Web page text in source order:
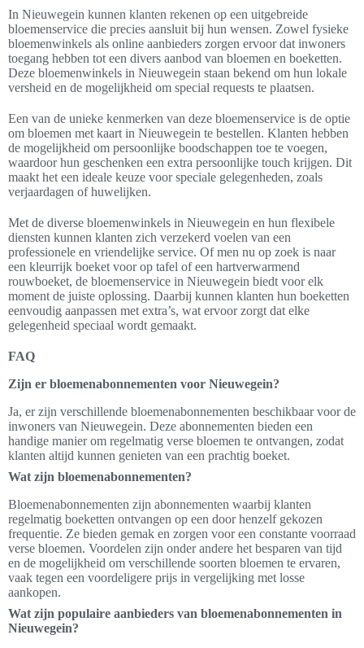
In Nieuwegein kunnen klanten rekenen op een uitgebreide
bloemenservice die precies aansluit bij hun wensen. Zowel fysieke
bloemenwinkels als online aanbieders zorgen ervoor dat inwoners
toegang hebben tot een divers aanbod van bloemen en boeketten.
Deze bloemenwinkels in Nieuwegein staan bekend om hun lokale
versheid en de mogelijkheid om special requests te plaatsen.
Een van de unieke kenmerken van deze bloemenservice is de optie
om bloemen met kaart in Nieuwegein te bestellen. Klanten hebben
de mogelijkheid om persoonlijke boodschappen toe te voegen,
waardoor hun geschenken een extra persoonlijke touch krijgen. Dit
maakt het een ideale keuze voor speciale gelegenheden, zoals
verjaardagen of huwelijken.
Met de diverse bloemenwinkels in Nieuwegein en hun flexibele
diensten kunnen klanten zich verzekerd voelen van een
professionele en vriendelijke service. Of men nu op zoek is naar
een kleurrijk boeket voor op tafel of een hartverwarmend
rouwboeket, de bloemenservice in Nieuwegein biedt voor elk
moment de juiste oplossing. Daarbij kunnen klanten hun boeketten
eenvoudig aanpassen met extra’s, wat ervoor zorgt dat elke
gelegenheid speciaal wordt gemaakt.
FAQ
Zijn er bloemenabonnementen voor Nieuwegein?
Ja, er zijn verschillende bloemenabonnementen beschikbaar voor de
inwoners van Nieuwegein. Deze abonnementen bieden een
handige manier om regelmatig verse bloemen te ontvangen, zodat
klanten altijd kunnen genieten van een prachtig boeket.
Wat zijn bloemenabonnementen?
Bloemenabonnementen zijn abonnementen waarbij klanten
regelmatig boeketten ontvangen op een door henzelf gekozen
frequentie. Ze bieden gemak en zorgen voor een constante voorraad
verse bloemen. Voordelen zijn onder andere het besparen van tijd
en de mogelijkheid om verschillende soorten bloemen te ervaren,
vaak tegen een voordeligere prijs in vergelijking met losse
aankopen.
Wat zijn populaire aanbieders van bloemenabonnementen in
Nieuwegein?